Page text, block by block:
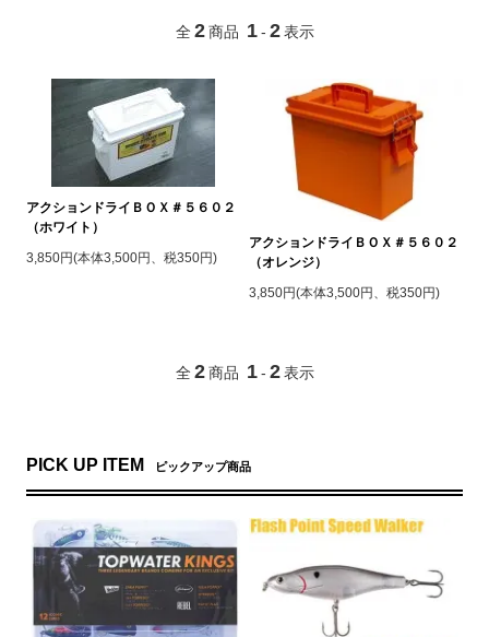
全 2 商品 1 - 2 表示
アクションドライＢＯＸ＃５６０２
（ホワイト）
3,850円(本体3,500円、税350円)
アクションドライＢＯＸ＃５６０２
（オレンジ）
3,850円(本体3,500円、税350円)
全 2 商品 1 - 2 表示
PICK UP ITEM ピックアップ商品